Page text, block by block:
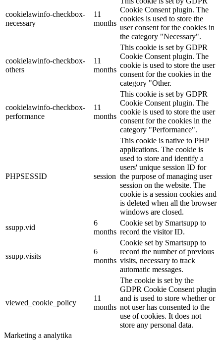
cookielawinfo-checkbox-
necessary
11
months
Cookie Consent plugin. The
cookies is used to store the
user consent for the cookies in
the category "Necessary".
cookielawinfo-checkbox-
others
11
months
This cookie is set by GDPR
Cookie Consent plugin. The
cookie is used to store the user
consent for the cookies in the
category "Other.
cookielawinfo-checkbox-
performance
11
months
This cookie is set by GDPR
Cookie Consent plugin. The
cookie is used to store the user
consent for the cookies in the
category "Performance".
PHPSESSID session
This cookie is native to PHP
applications. The cookie is
used to store and identify a
users' unique session ID for
the purpose of managing user
session on the website. The
cookie is a session cookies and
is deleted when all the browser
windows are closed.
ssupp.vid
6
months
Cookie set by Smartsupp to
record the visitor ID.
ssupp.visits
6
months
Cookie set by Smartsupp to
record the number of previous
visits, necessary to track
automatic messages.
viewed_cookie_policy
11
months
The cookie is set by the
GDPR Cookie Consent plugin
and is used to store whether or
not user has consented to the
use of cookies. It does not
store any personal data.
Marketing a analytika